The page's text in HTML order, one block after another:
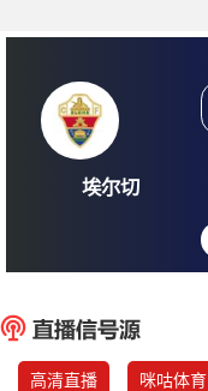
埃尔切
高清直播 咪咕体育